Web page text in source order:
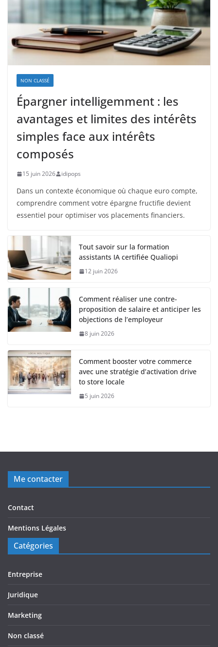
NON CLASSÉ
Épargner intelligemment : les
avantages et limites des intérêts
simples face aux intérêts
composés
15 juin 2026 idipops
Dans un contexte économique où chaque euro compte,
comprendre comment votre épargne fructifie devient
essentiel pour optimiser vos placements financiers.
Tout savoir sur la formation
assistants IA certifiée Qualiopi
12 juin 2026
Comment réaliser une contre-
proposition de salaire et anticiper les
objections de l’employeur
8 juin 2026
Comment booster votre commerce
avec une stratégie d’activation drive
to store locale
5 juin 2026
Me contacter
Contact
Mentions Légales
Catégories
Entreprise
Juridique
Marketing
Non classé